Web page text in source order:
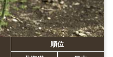
順位